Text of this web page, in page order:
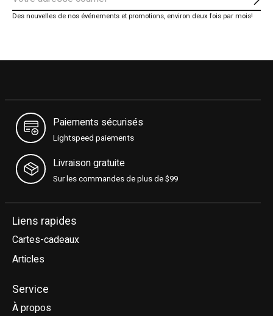
Des nouvelles de nos événements et promotions, environ deux fois par mois!
Paiements sécurisés
Lightspeed paiements
Livraison gratuite
Sur les commandes de plus de $99
Liens rapides
Cartes-cadeaux
Articles
Service
À propos